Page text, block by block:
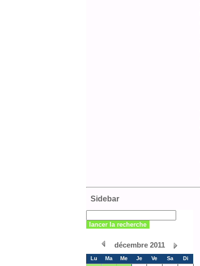
Sidebar
décembre 2011
Lu Ma Me Je Ve Sa Di